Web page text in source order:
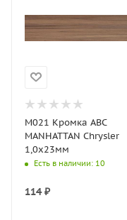
M021 Кромка АВС
MANHATTAN Chrysler
1,0х23мм
Есть в наличии: 10
114₽